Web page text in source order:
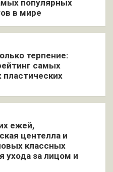
популярных
в мире
терпение:
самых
пластических
ежей,
центелла и
классных
ухода за лицом и